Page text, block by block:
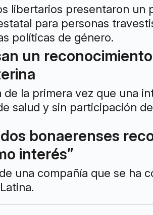
libertarios presentaron un
para personas
políticas de género.
un
de la primera vez que una
salud y sin participación
bonaerenses
interés”
una compañía que se ha